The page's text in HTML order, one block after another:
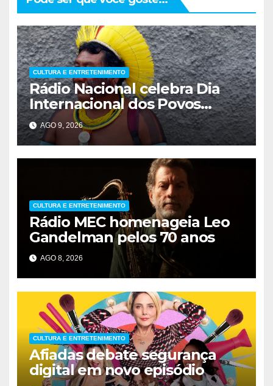
CULTURA E ENTRETENIMENTO
Rádio Nacional celebra Dia
Internacional dos Povos
Indígenas
AGO 9, 2026
CULTURA E ENTRETENIMENTO
Rádio MEC homenageia Leo
Gandelman pelos 70 anos
AGO 8, 2026
CULTURA E ENTRETENIMENTO
Afiadas debate segurança
digital em novo episódio